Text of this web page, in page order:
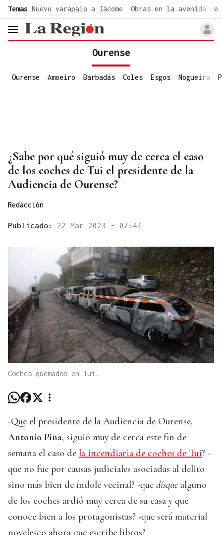
Temas Nuevo varapalo a Jácome Obras en la avenida de
header.menu.open
Ourense
Ourense Amoeiro Barbadás Coles Esgos Nogueira
¿Sabe por qué siguió muy de cerca el caso
de los coches de Tui el presidente de la
Audiencia de Ourense?
Redacción
Publicado: 22 Mar 2023 - 07:47
Coches quemados en Tui.
-Que el presidente de la Audiencia de Ourense,
Antonio Piña, siguió muy de cerca este fin de
semana el caso de la incendiaria de coches de Tui? -
que no fue por causas judiciales asociadas al delito
sino más bien de índole vecinal? -que disque alguno
de los coches ardió muy cerca de su casa y que
conoce bien a los protagonistas? -que será material
novelesco ahora que escribe libros?